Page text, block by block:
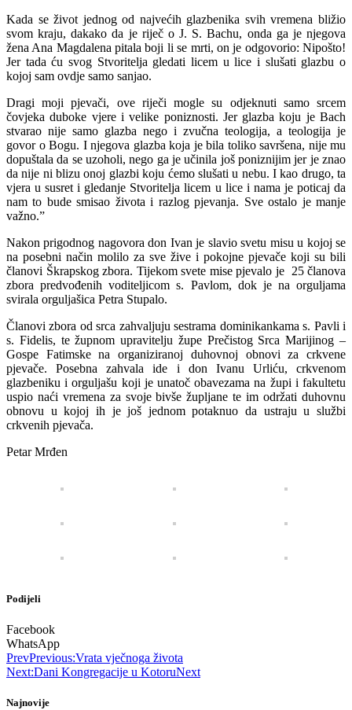
Kada se život jednog od najvećih glazbenika svih vremena bližio
svom kraju, dakako da je riječ o J. S. Bachu, onda ga je njegova
žena Ana Magdalena pitala boji li se mrti, on je odgovorio: Nipošto!
Jer tada ću svog Stvoritelja gledati licem u lice i slušati glazbu o
kojoj sam ovdje samo sanjao.
Dragi moji pjevači, ove riječi mogle su odjeknuti samo srcem
čovjeka duboke vjere i velike poniznosti. Jer glazba koju je Bach
stvarao nije samo glazba nego i zvučna teologija, a teologija je
govor o Bogu. I njegova glazba koja je bila toliko savršena, nije mu
dopuštala da se uzoholi, nego ga je učinila još poniznijim jer je znao
da nije ni blizu onoj glazbi koju ćemo slušati u nebu. I kao drugo, ta
vjera u susret i gledanje Stvoritelja licem u lice i nama je poticaj da
nam to bude smisao života i razlog pjevanja. Sve ostalo je manje
važno.”
Nakon prigodnog nagovora don Ivan je slavio svetu misu u kojoj se
na posebni način molilo za sve žive i pokojne pjevače koji su bili
članovi Škrapskog zbora. Tijekom svete mise pjevalo je 25 članova
zbora predvođenih voditeljicom s. Pavlom, dok je na orguljama
svirala orguljašica Petra Stupalo.
Članovi zbora od srca zahvaljuju sestrama dominikankama s. Pavli i
s. Fidelis, te župnom upravitelju župe Prečistog Srca Marijinog –
Gospe Fatimske na organiziranoj duhovnoj obnovi za crkvene
pjevače. Posebna zahvala ide i don Ivanu Urliću, crkvenom
glazbeniku i orguljašu koji je unatoč obavezama na župi i fakultetu
uspio naći vremena za svoje bivše župljane te im održati duhovnu
obnovu u kojoj ih je još jednom potaknuo da ustraju u službi
crkvenih pjevača.
Petar Mrđen
Podijeli
Facebook
WhatsApp
PrevPrevious:Vrata vječnoga života
Next:Dani Kongregacije u KotoruNext
Najnovije